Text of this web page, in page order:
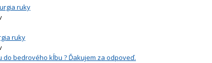
ruky
ruky
do bedrového kĺbu ? Ďakujem za odpoveď.